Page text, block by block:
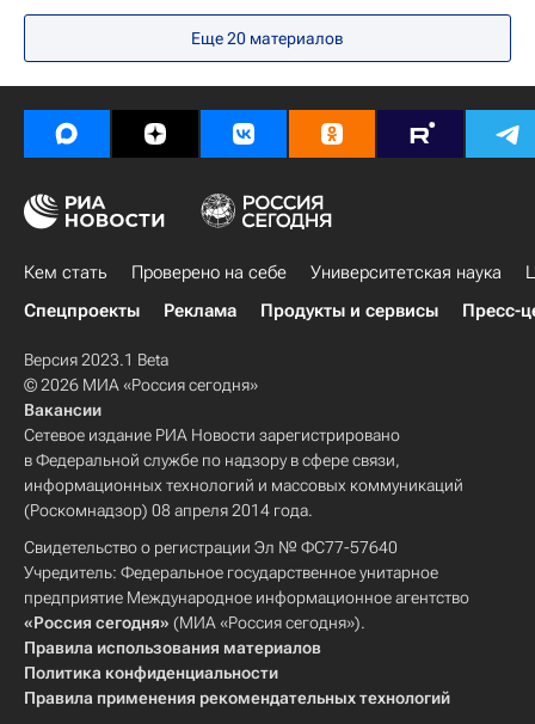
Навигатор абитуриента
Россия
Еще 20 материалов
Кем стать Проверено на себе Университетская наука
Спецпроекты
Реклама Продукты и сервисы Пресс-
Версия 2023.1 Beta
© 2026 МИА «Россия сегодня»
Вакансии
Сетевое издание РИА Новости зарегистрировано
в Федеральной службе по надзору в сфере связи,
информационных технологий и массовых коммуникаций
(Роскомнадзор) 08 апреля 2014 года.
Свидетельство о регистрации Эл № ФС77-57640
Учредитель: Федеральное государственное унитарное
предприятие Международное информационное агентство
«Россия сегодня» (МИА «Россия сегодня»).
Правила использования материалов
Политика конфиденциальности
Правила применения рекомендательных технологий